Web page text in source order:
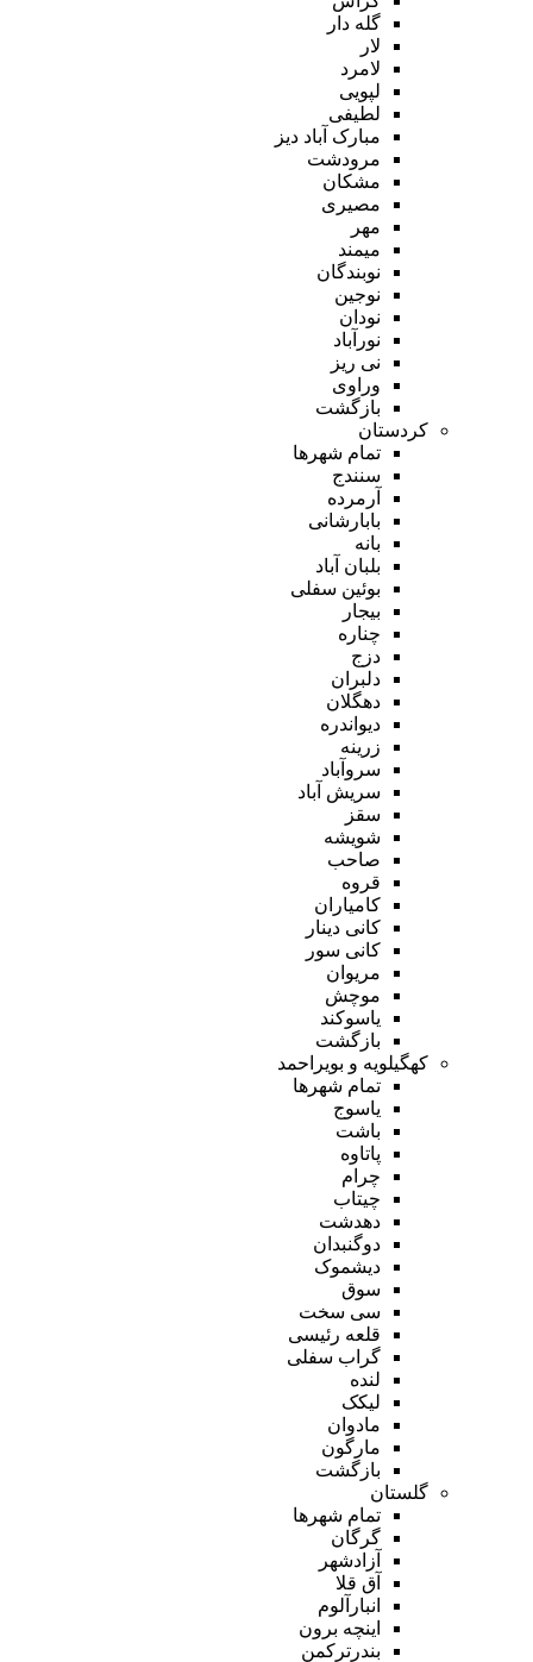
گله دار
لار
لامرد
لپویی
لطیفی
مبارک آباد دیز
مرودشت
مشکان
مصیری
مهر
میمند
نوبندگان
نوجین
نودان
نورآباد
نی ریز
وراوی
بازگشت
کردستان
تمام شهر‌ها
سنندج
آرمرده
بابارشانی
بانه
بلبان آباد
بوئین سفلی
بیجار
چناره
دزج
دلبران
دهگلان
دیواندره
زرینه
سروآباد
سریش آباد
سقز
شویشه
صاحب
قروه
کامیاران
کانی دینار
کانی سور
مریوان
موچش
یاسوکند
بازگشت
کهگیلویه و بویراحمد
تمام شهر‌ها
یاسوج
باشت
پاتاوه
چرام
چیتاب
دهدشت
دوگنبدان
دیشموک
سوق
سی سخت
قلعه رئیسی
گراب سفلی
لنده
لیکک
مادوان
مارگون
بازگشت
گلستان
تمام شهر‌ها
گرگان
آزادشهر
آق قلا
انبارآلوم
اینچه برون
بندرترکمن